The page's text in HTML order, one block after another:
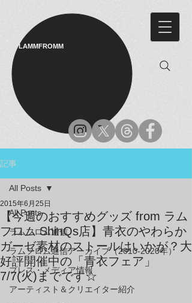
LAMMFROMM​
記事
All Posts
ラムフロム通信
ラムフロム通信アーカイブ（2010-2020年）
プレス・メディア情報
アーティスト＆クリエイター紹介
All Posts
【今週のおすすめグッズ from ラム
フロム ShinQs店】青衣のやわらか
ガーゼ素材のストールはいかが？大
好評開催中の「青衣フェア」
7/7(火)までです☆
2015年6月25日